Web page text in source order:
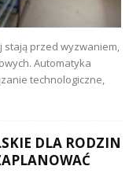
stają przed wyzwaniem,
Automatyka
technologiczne,
DLA RODZIN